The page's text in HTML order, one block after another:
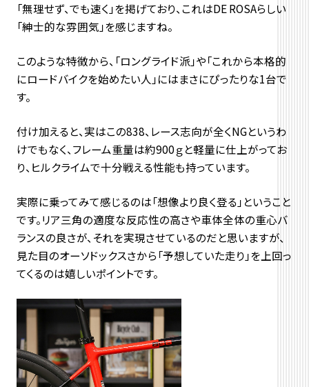
「無理せず、でも速く」を掲げており、これはDE ROSAらしい
「紳士的な雰囲気」を感じますね。
このような特徴から、「ロングライド派」や「これから本格的
にロードバイクを始めたい人」にはまさにぴったりな1台で
す。
付け加えると、実はこの838、レース志向が全くNGというわ
けでもなく、フレーム重量は約900ｇと軽量に仕上がってお
り、 ヒルクライムで十分戦える性能も持っています。
実際に乗ってみて感じるのは「想像より良く登る」ということ
です。リア三角の適度な反応性の高さや車体全体の重心バ
ランスの良さが、それを実現させているのだと思いますが、
見た目のオーソドックスさから「予想していた走り」を上回っ
てくるのは嬉しいポイントです。